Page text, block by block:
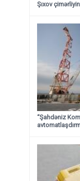
Şıxov
“Şahdəniz